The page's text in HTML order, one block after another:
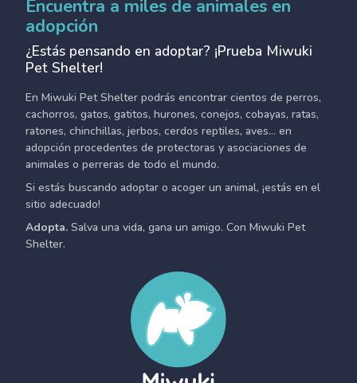
Encuentra a miles de animales en
adopción
¿Estás pensando en adoptar? ¡Prueba Miwuki
Pet Shelter!
En Miwuki Pet Shelter podrás encontrar cientos de perros,
cachorros, gatos, gatitos, hurones, conejos, cobayas, ratas,
ratones, chinchillas, jerbos, cerdos reptiles, aves... en
adopción procedentes de protectoras y asociaciones de
animales o perreras de todo el mundo.
Si estás buscando adoptar o acoger un animal, ¡estás en el
sitio adecuado!
Adopta. Salva una vida, gana un amigo. Con Miwuki Pet
Shelter.